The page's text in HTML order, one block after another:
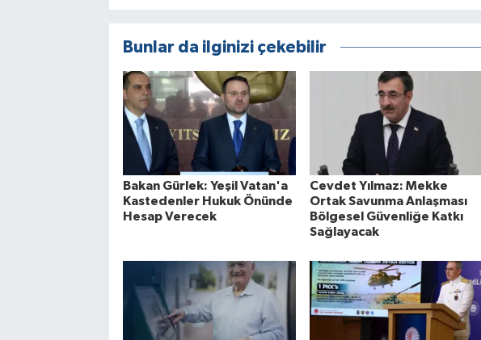
Bunlar da ilginizi çekebilir
Bakan Gürlek: Yeşil Vatan'a
Kastedenler Hukuk Önünde
Hesap Verecek
Cevdet Yılmaz: Mekke
Ortak Savunma Anlaşması
Bölgesel Güvenliğe Katkı
Sağlayacak